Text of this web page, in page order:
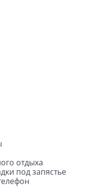
отдыха
под запястье